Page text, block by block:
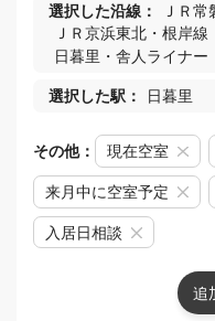
選択した沿線：
ＪＲ
ＪＲ京浜東北・根岸線
日暮里・舎人ライナー
選択した駅： 日暮里
その他： 現在空室
来月中に空室予定
入居日相談
追